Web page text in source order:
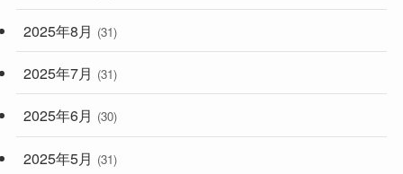
2025年8月 (31)
2025年7月 (31)
2025年6月 (30)
2025年5月 (31)